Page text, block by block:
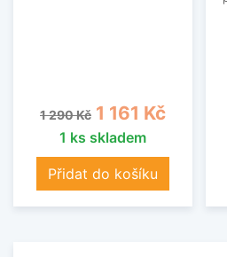
Běžná cena
1 290 Kč Cena
1 161 Kč
1 ks skladem
Přidat do košíku